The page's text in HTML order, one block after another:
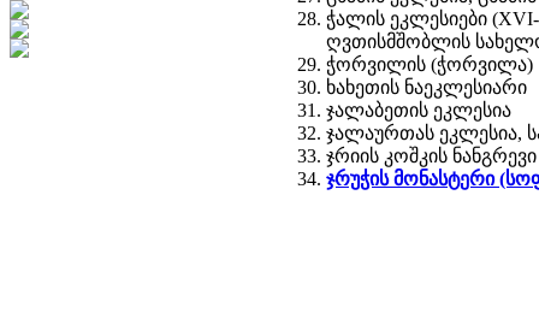
ჭალის ეკლესიები
ღვთისმშობლის
ჭორვილის (ჭორვილა)
ხახეთის ნაეკლესიარი
ჯალაბეთის ეკლესია
ჯალაურთას ეკლესია,
ჯრიის კოშკის
ჯრუჭის მონასტერი